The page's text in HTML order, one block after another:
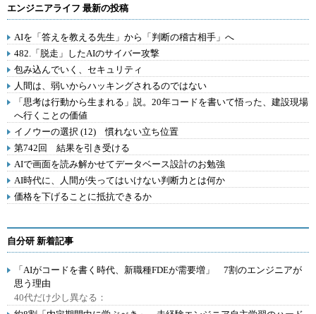
エンジニアライフ 最新の投稿
AIを「答えを教える先生」から「判断の稽古相手」へ
482.「脱走」したAIのサイバー攻撃
包み込んでいく、セキュリティ
人間は、弱いからハッキングされるのではない
「思考は行動から生まれる」説。20年コードを書いて悟った、建設現場
へ行くことの価値
イノウーの選択 (12) 慣れない立ち位置
第742回 結果を引き受ける
AIで画面を読み解かせてデータベース設計のお勉強
AI時代に、人間が失ってはいけない判断力とは何か
価格を下げることに抵抗できるか
自分研 新着記事
「AIがコードを書く時代、新職種FDEが需要増」 7割のエンジニアが
思う理由
40代だけ少し異なる：